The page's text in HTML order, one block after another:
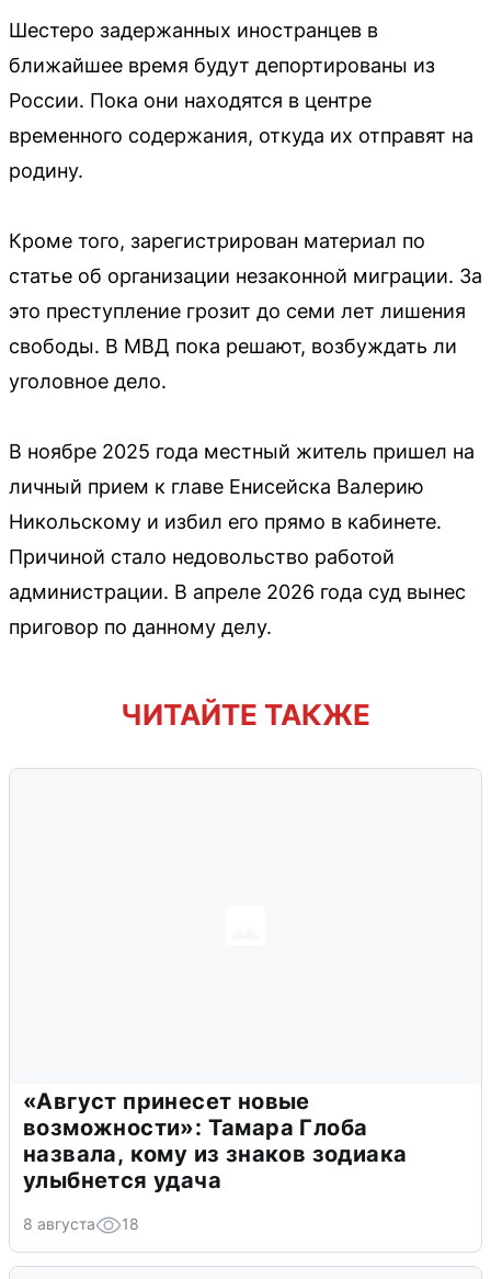
Шестеро задержанных иностранцев в
ближайшее время будут депортированы из
России. Пока они находятся в центре
временного содержания, откуда их отправят на
родину.
Кроме того, зарегистрирован материал по
статье об организации незаконной миграции. За
это преступление грозит до семи лет лишения
свободы. В МВД пока решают, возбуждать ли
уголовное дело.
В ноябре 2025 года местный житель пришел на
личный прием к главе Енисейска Валерию
Никольскому и избил его прямо в кабинете.
Причиной стало недовольство работой
администрации. В апреле 2026 года суд вынес
приговор по данному делу.
ЧИТАЙТЕ ТАКЖЕ
«Август принесет новые
возможности»: Тамара Глоба
назвала, кому из знаков зодиака
улыбнется удача
8 августа 18